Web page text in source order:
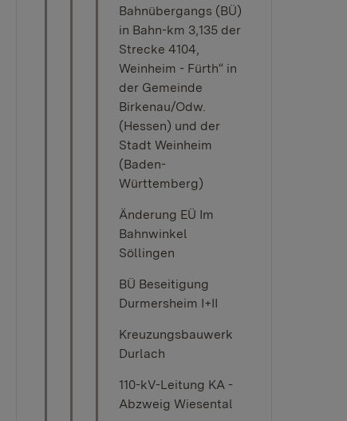
Bahnübergangs (BÜ)
in Bahn-km 3,135 der
Strecke 4104,
Weinheim - Fürth“ in
der Gemeinde
Birkenau/Odw.
(Hessen) und der
Stadt Weinheim
(Baden-
Württemberg)
Änderung EÜ Im
Bahnwinkel
Söllingen
BÜ Beseitigung
Durmersheim I+II
Kreuzungsbauwerk
Durlach
110-kV-Leitung KA -
Abzweig Wiesental